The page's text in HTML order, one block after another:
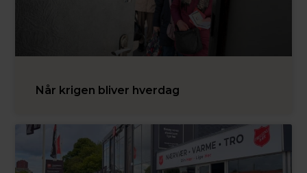
Når krigen bliver hverdag